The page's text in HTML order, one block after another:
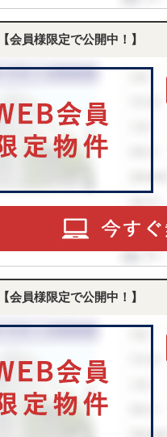
【会員様限定で公開中！】
【会員様限定で公開中！】